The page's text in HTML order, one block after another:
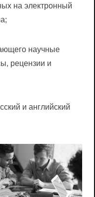
на электронный
научные
рецензии и
и английский